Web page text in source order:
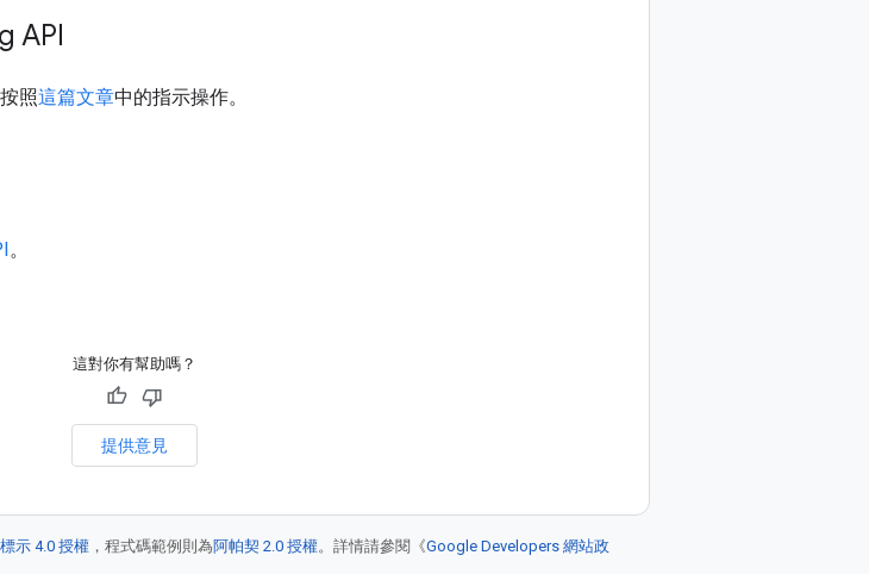
API
照這篇文章中的指示操作。
。
這對你有幫助嗎？
提供意見
示 4.0 授權 ，程式碼範例則為阿帕契 2.0 授權。詳情請參閱《Google Developers 網站政